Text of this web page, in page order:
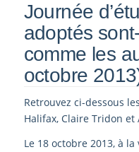
Journée
adoptés
comme les
octobre
Retrouvez ci-dessous
Halifax, Claire Tridon et
Le 18 octobre 2013, à